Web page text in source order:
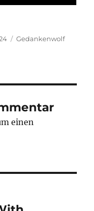
Kategorien
Gedankenwolf
einen